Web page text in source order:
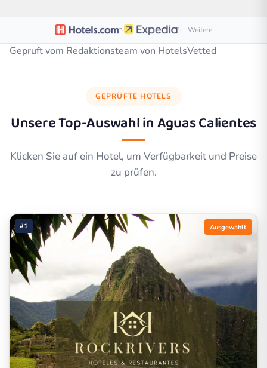
· ·+ Weitere
Gepruft vom Redaktionsteam von HotelsVetted
GEPRÜFTE HOTELS
Unsere Top-Auswahl inAguas Calientes
Klicken Sie auf ein Hotel, um Verfügbarkeit und Preise
zu prüfen.
#1 Ausgewählt